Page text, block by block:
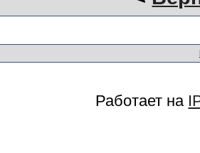
Работает на